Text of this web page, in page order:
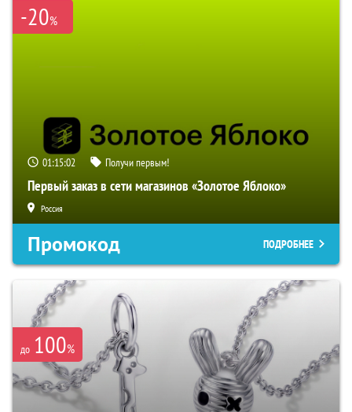
-20%
01:15:01 Получи первым!
Первый заказ в сети магазинов «Золотое Яблоко»
Россия
Промокод ПОДРОБНЕЕ
до 100%